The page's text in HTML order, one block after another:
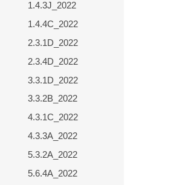
1.4.3J_2022
1.4.4C_2022
2.3.1D_2022
2.3.4D_2022
3.3.1D_2022
3.3.2B_2022
4.3.1C_2022
4.3.3A_2022
5.3.2A_2022
5.6.4A_2022